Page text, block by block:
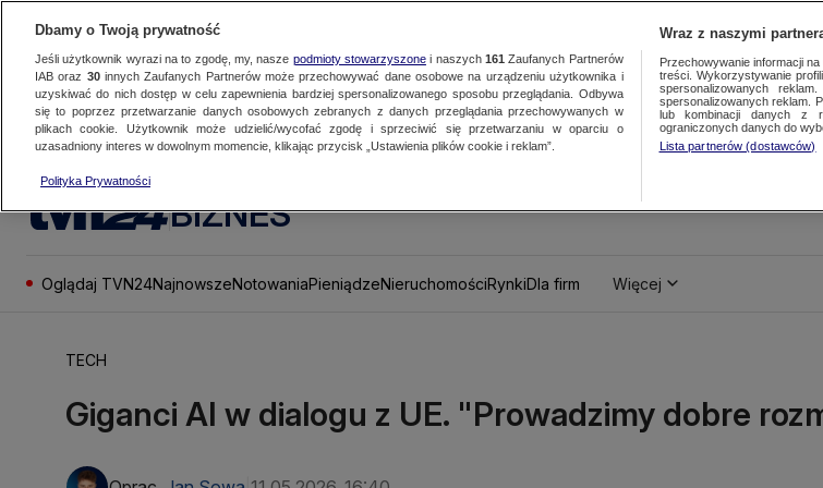
BIZNES
Oglądaj TVN24NajnowszeNotowaniaPieniądzeNieruchomościRynkiDla firm Więcej
TECH
Giganci AI w dialogu z UE. "Prowadzimy dobre
Dbamy o Twoją prywatność
Jeśli użytkownik wyrazi na to zgodę, my, nasze podmioty stowarzyszonei naszych 161 Zaufanych Partnerów
IAB oraz 30innych Zaufanych Partnerów może przechowywać dane osobowe na urządzeniu użytkownika i
uzyskiwać do nich dostęp w celu zapewnienia bardziej spersonalizowanego sposobu przeglądania. Odbywa
się to poprzez przetwarzanie danych osobowych zebranych z danych przeglądania przechowywanych w
plikach cookie. Użytkownik może udzielić/wycofać zgodę i sprzeciwić się przetwarzaniu w oparciu o
uzasadniony interes w dowolnym momencie, klikając przycisk „Ustawienia plików cookie i reklam”.
Polityka Prywatności
Wraz z naszymi
Przechowywanie informacji
treści. Wykorzystywanie
spersonalizowanych
spersonalizowanych reklam.
lub kombinacji danych z
ograniczonych danych do
Lista partnerów (dostawców)